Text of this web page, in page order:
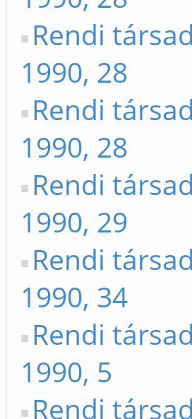
Rendi
1990, 28
Rendi
1990, 28
Rendi
1990, 29
Rendi
1990, 34
Rendi
1990, 5
Rendi